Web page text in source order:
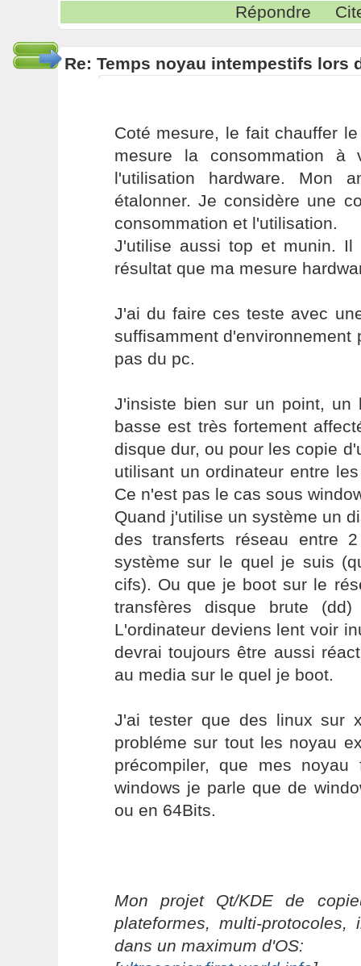
Répondre
Re: Temps noyau intempestifs lors
Coté mesure, le fait chauffer
mesure la consommation
l'utilisation hardware. Mon
étalonner. Je considère une
consommation et l'utilisation.
J'utilise aussi top et munin. Il
résultat que ma mesure
J'ai du faire ces teste avec
suffisamment d'environnement
pas du pc.
J'insiste bien sur un point, un
basse est très fortement
disque dur, ou pour les copie
utilisant un ordinateur entre
Ce n'est pas le cas sous
Quand j'utilise un système un
des transferts réseau entre
système sur le quel je suis
cifs). Ou que je boot sur le
transfères disque brute
L'ordinateur deviens lent voir
devrai toujours être aussi
au media sur le quel je boot.
J'ai tester que des linux sur
probléme sur tout les noyau
précompiler, que mes
windows je parle que de
ou en 64Bits.
Mon projet Qt/KDE de
plateformes, multi-protocoles,
dans un maximum d'OS: